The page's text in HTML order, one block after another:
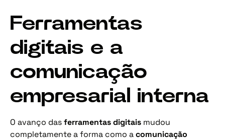
Ferramentas
digitais e a
comunicação
empresarial interna
O avanço dasferramentas digitais mudou
completamente a forma como acomunicação